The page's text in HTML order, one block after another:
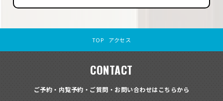
TOP アクセス
CONTACT
ご予約・内覧予約・ご質問・お問い合わせはこちらから